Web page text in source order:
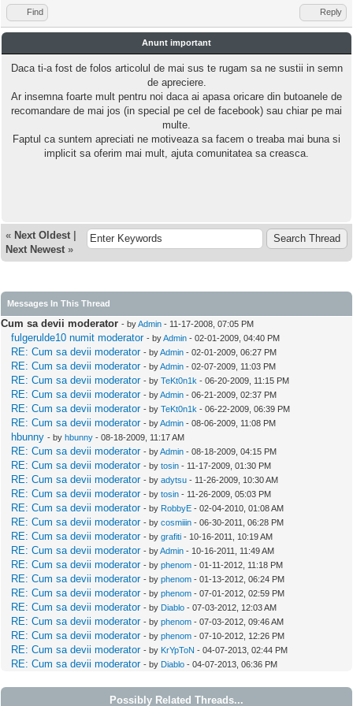
Find Reply
Anunt important
Daca ti-a fost de folos articolul de mai sus te rugam sa ne sustii in semn
de apreciere.
Ar insemna foarte mult pentru noi daca ai apasa oricare din butoanele de
recomandare de mai jos (in special pe cel de facebook) sau chiar pe mai
multe.
Faptul ca suntem apreciati ne motiveaza sa facem o treaba mai buna si
implicit sa oferim mai mult, ajuta comunitatea sa creasca.
« Next Oldest
Next Newest »
Messages In This Thread
Cum sa devii moderator - byAdmin - 11-17-2008, 07:05 PM
fulgerulde10 numit moderator - byAdmin - 02-01-2009, 04:40 PM
RE: Cum sa devii moderator - byAdmin - 02-01-2009, 06:27 PM
RE: Cum sa devii moderator - byAdmin - 02-07-2009, 11:03 PM
RE: Cum sa devii moderator - by TeKt0n1k - 06-20-2009, 11:15 PM
RE: Cum sa devii moderator - byAdmin - 06-21-2009, 02:37 PM
RE: Cum sa devii moderator - by TeKt0n1k - 06-22-2009, 06:39 PM
RE: Cum sa devii moderator - byAdmin - 08-06-2009, 11:08 PM
hbunny - by hbunny - 08-18-2009, 11:17 AM
RE: Cum sa devii moderator - byAdmin - 08-18-2009, 04:15 PM
RE: Cum sa devii moderator - by tosin - 11-17-2009, 01:30 PM
RE: Cum sa devii moderator - by adytsu - 11-26-2009, 10:30 AM
RE: Cum sa devii moderator - by tosin - 11-26-2009, 05:03 PM
RE: Cum sa devii moderator - by RobbyE - 02-04-2010, 01:08 AM
RE: Cum sa devii moderator - by cosmiiin - 06-30-2011, 06:28 PM
RE: Cum sa devii moderator - by grafiti - 10-16-2011, 10:19 AM
RE: Cum sa devii moderator - byAdmin - 10-16-2011, 11:49 AM
RE: Cum sa devii moderator - by phenom - 01-11-2012, 11:18 PM
RE: Cum sa devii moderator - by phenom - 01-13-2012, 06:24 PM
RE: Cum sa devii moderator - by phenom - 07-01-2012, 02:59 PM
RE: Cum sa devii moderator - by Diablo - 07-03-2012, 12:03 AM
RE: Cum sa devii moderator - by phenom - 07-03-2012, 09:46 AM
RE: Cum sa devii moderator - by phenom - 07-10-2012, 12:26 PM
RE: Cum sa devii moderator - by KrYpToN - 04-07-2013, 02:44 PM
RE: Cum sa devii moderator - by Diablo - 04-07-2013, 06:36 PM
Possibly Related Threads...